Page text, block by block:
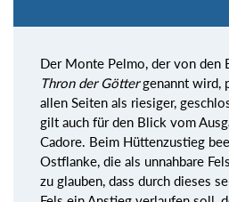
Der Monte Pelmo, der von den
Thron der Göttergenannt wird,
allen Seiten als riesiger,
gilt auch für den Blick vom
Cadore. Beim Hüttenzustieg
Ostflanke, die als unnahbare
zu glauben, dass durch dieses